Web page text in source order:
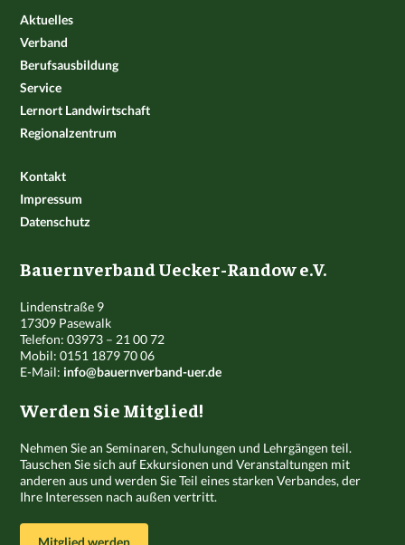
Aktuelles
Verband
Berufsausbildung
Service
Lernort Landwirtschaft
Regionalzentrum
Kontakt
Impressum
Datenschutz
Bauernverband Uecker-Randow e.V.
Lindenstraße 9
17309 Pasewalk
Telefon: 03973 – 21 00 72
Mobil: 0151 1879 70 06
E-Mail:info@bauernverband-uer.de
Werden Sie Mitglied!
Nehmen Sie an Seminaren, Schulungen und Lehrgängen teil.
Tauschen Sie sich auf Exkursionen und Veranstaltungen mit
anderen aus und werden Sie Teil eines starken Verbandes, der
Ihre Interessen nach außen vertritt.